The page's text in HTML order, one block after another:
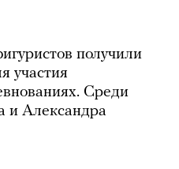
получили
участия
Среди
и Александра